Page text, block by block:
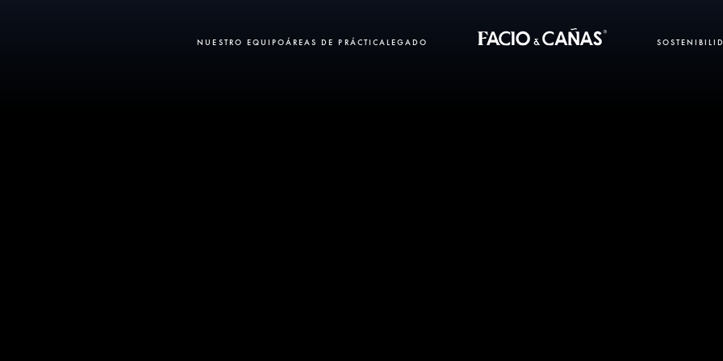
NUESTRO EQUIPOÁREAS DE PRÁCTICA LEGADO